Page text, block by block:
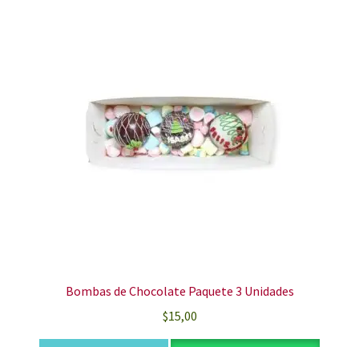
Bombas de Chocolate Paquete 3 Unidades
$15,00